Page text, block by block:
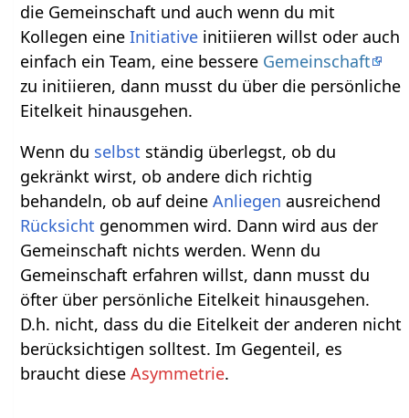
die Gemeinschaft und auch wenn du mit
Kollegen eineInitiative initiieren willst oder auch
einfach ein Team, eine bessere Gemeinschaft
zu initiieren, dann musst du über die persönliche
Eitelkeit hinausgehen.
Wenn du selbst ständig überlegst, ob du
gekränkt wirst, ob andere dich richtig
behandeln, ob auf deineAnliegen ausreichend
Rücksicht genommen wird. Dann wird aus der
Gemeinschaft nichts werden. Wenn du
Gemeinschaft erfahren willst, dann musst du
öfter über persönliche Eitelkeit hinausgehen.
D.h. nicht, dass du die Eitelkeit der anderen nicht
berücksichtigen solltest. Im Gegenteil, es
braucht dieseAsymmetrie.